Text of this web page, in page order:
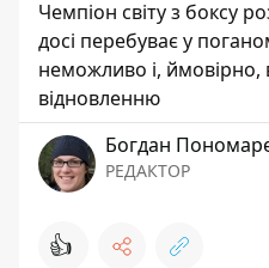
Чемпіон світу з боксу
досі перебуває у
неможливо і, ймовірно,
відновленню
Богдан
РЕДАКТОР
👍